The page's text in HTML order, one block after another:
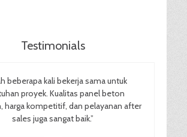
Testimonials
beberapa kali bekerja sama untuk
proyek. Kualitas panel beton
harga kompetitif, dan pelayanan after
sales juga sangat baik.”